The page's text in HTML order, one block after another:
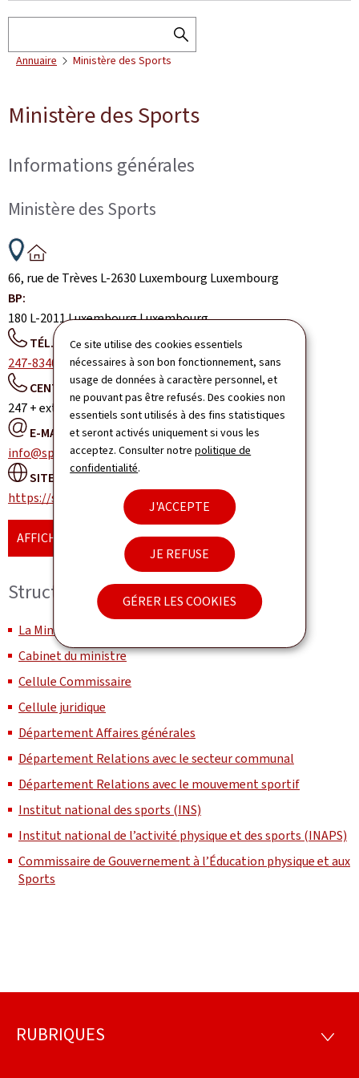
Ce site utilise des cookies essentiels
nécessaires à son bon fonctionnement, sans
usage de données à caractère personnel, et
ne pouvant pas être refusés. Des cookies non
essentiels sont utilisés à des fins statistiques
et seront activés uniquement si vous les
acceptez. Consulter notrepolitique de
confidentialité.
J'ACCEPTE
JE REFUSE
GÉRER LES COOKIES
RECHERCHER
Annuaire Ministère des Sports
Ministère des Sports
Informations générales
Ministère des Sports
66, rue de Trèves L-2630 Luxembourg Luxembourg
BP:
180 L-2011LuxembourgLuxembourg
TÉL.:
247-83400
CENTRALE TÉLÉPHONIQUE:
247 + extension
E-MAIL :
info@sport.public.lu
SITE WEB :
https://sports.public.lu
AFFICHER LA CARTE
Structure et organisation
La Ministre et le secrétariat ministériel
Cabinet du ministre
Cellule Commissaire
Cellule juridique
Département Affaires générales
Département Relations avec le secteur communal
Département Relations avec le mouvement sportif
Institut national des sports (INS)
Institut national de l’activité physique et des sports (INAPS)
Commissaire de Gouvernement à l’Éducation physique et aux
Sports
Pied
RUBRIQUES